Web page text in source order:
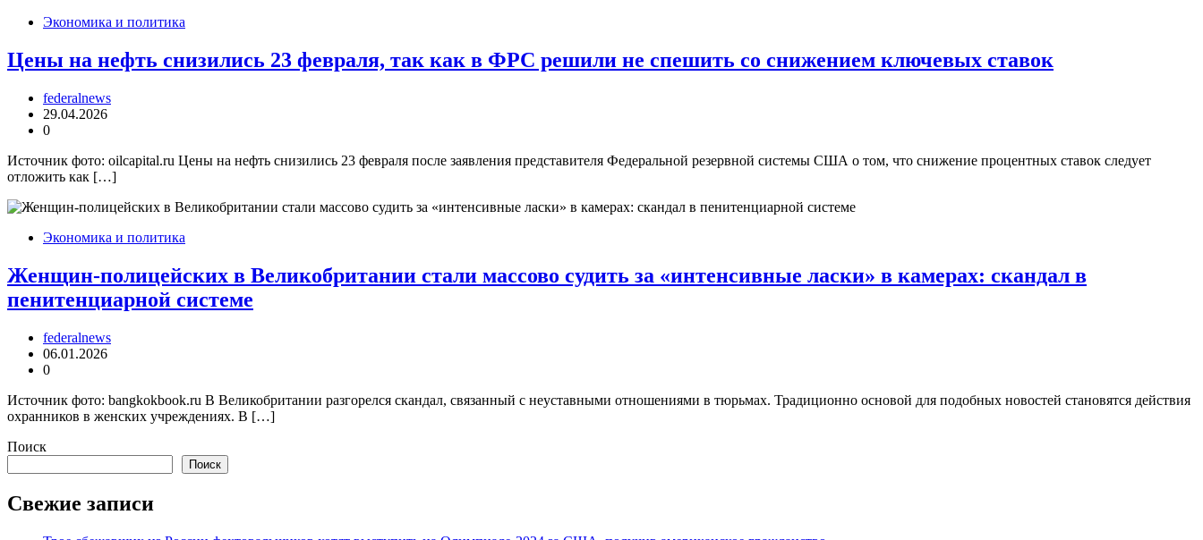
Экономика и политика
Цены на нефть снизились 23 февраля, так как в ФРС решили не спешить со снижением ключевых ставок
federalnews
29.04.2026
0
Источник фото: oilcapital.ru Цены на нефть снизились 23 февраля после заявления представителя Федеральной резервной системы США о том, что снижение процентных ставок следует
отложить как […]
Экономика и политика
Женщин-полицейских в Великобритании стали массово судить за «интенсивные ласки» в камерах: скандал в
пенитенциарной системе
federalnews
06.01.2026
0
Источник фото: bangkokbook.ru В Великобритании разгорелся скандал, связанный с неуставными отношениями в тюрьмах. Традиционно основой для подобных новостей становятся действия
охранников в женских учреждениях. В […]
Поиск
Поиск
Свежие записи